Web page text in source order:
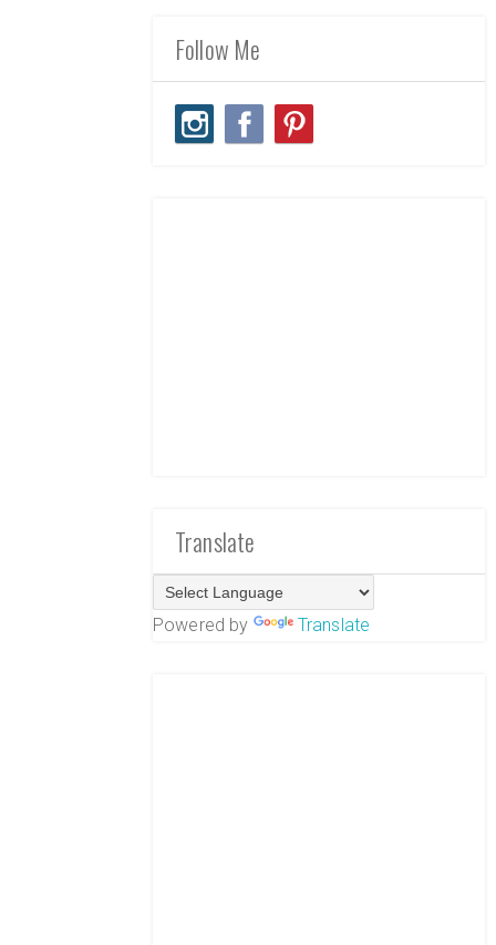
Follow Me
Translate
Powered by Translate